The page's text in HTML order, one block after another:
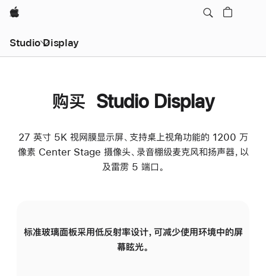
Apple
Studio Display
购买 Studio Display
27 英寸 5K 视网膜显示屏、支持桌上视角功能的 1200 万
像素 Center Stage 摄像头、录音棚级麦克风和扬声器，以
及雷雳 5 端口。
标准玻璃面板采用低反射率设计，可减少使用环境中的屏
幕眩光。